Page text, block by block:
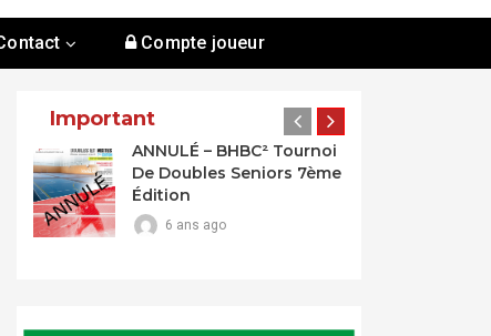
Compte joueur
Important
ANNULÉ – BHBC² Tournoi
De Doubles Seniors 7ème
Édition
6 ans ago